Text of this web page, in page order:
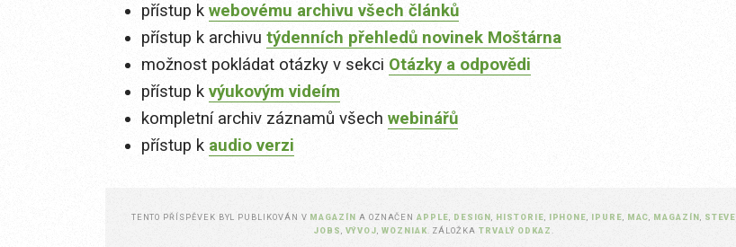
přístup k webovému archivu všech článků
přístup k archivu týdenních přehledů novinek Moštárna
možnost pokládat otázky v sekci Otázky a odpovědi
přístup k výukovým videím
kompletní archiv záznamů všech webinářů
přístup k audio verzi
TENTO PŘÍSPĚVEK BYL PUBLIKOVÁN V MAGAZÍN A OZNAČENAPPLE, DESIGN, HISTORIE, IPHONE, IPURE, MAC, MAGAZÍN , STEVE
JOBS, VÝVOJ,WOZNIAK. ZÁLOŽKA TRVALÝ ODKAZ .